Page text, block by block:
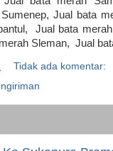
Jual bata
Jual bata
Sleman, Jual
Tidak ada komentar: